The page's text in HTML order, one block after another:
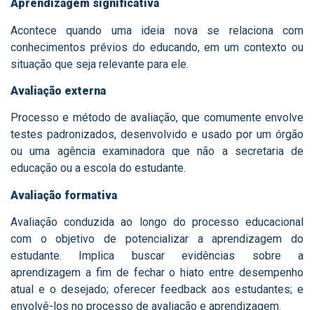
Aprendizagem significativa
Acontece quando uma ideia nova se relaciona com
conhecimentos prévios do educando, em um contexto ou
situação que seja relevante para ele.
Avaliação externa
Processo e método de avaliação, que comumente envolve
testes padronizados, desenvolvido e usado por um órgão
ou uma agência examinadora que não a secretaria de
educação ou a escola do estudante.
Avaliação formativa
Avaliação conduzida ao longo do processo educacional
com o objetivo de potencializar a aprendizagem do
estudante. Implica buscar evidências sobre a
aprendizagem a fim de fechar o hiato entre desempenho
atual e o desejado; oferecer feedback aos estudantes; e
envolvê-los no processo de avaliação e aprendizagem.